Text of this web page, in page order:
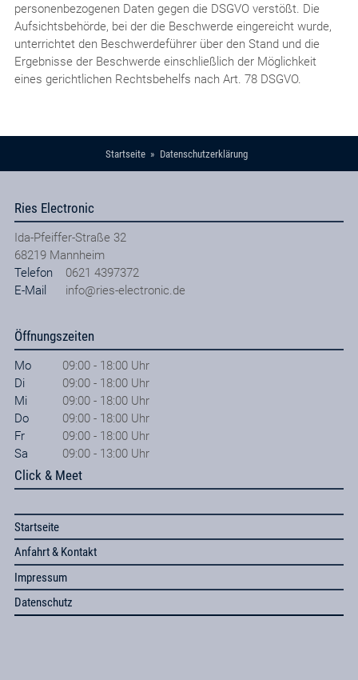
personenbezogenen Daten gegen die DSGVO verstößt. Die
Aufsichtsbehörde, bei der die Beschwerde eingereicht wurde,
unterrichtet den Beschwerdeführer über den Stand und die
Ergebnisse der Beschwerde einschließlich der Möglichkeit
eines gerichtlichen Rechtsbehelfs nach Art. 78 DSGVO.
Startseite Datenschutzerklärung
Ries Electronic
Ida-Pfeiffer-Straße 32
68219 Mannheim
Telefon
0621 4397372
E-Mail
info@ries-electronic.de
Öffnungszeiten
Mo
09:00 - 18:00 Uhr
Di
09:00 - 18:00 Uhr
Mi
09:00 - 18:00 Uhr
Do
09:00 - 18:00 Uhr
Fr
09:00 - 18:00 Uhr
Sa
09:00 - 13:00 Uhr
Click & Meet
Startseite
Anfahrt & Kontakt
Impressum
Datenschutz